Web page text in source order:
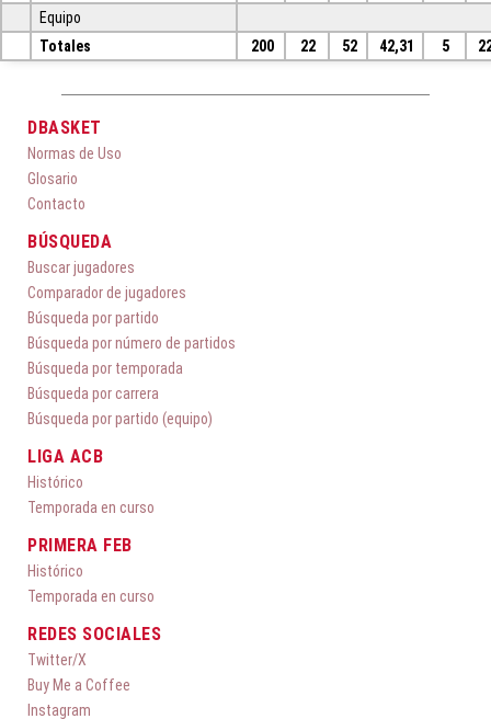
Equipo
Totales
200 22 52 42,31 5
DBASKET
Normas de Uso
Glosario
Contacto
BÚSQUEDA
Buscar jugadores
Comparador de jugadores
Búsqueda por partido
Búsqueda por número de partidos
Búsqueda por temporada
Búsqueda por carrera
Búsqueda por partido (equipo)
LIGA ACB
Histórico
Temporada en curso
PRIMERA FEB
Histórico
Temporada en curso
REDES SOCIALES
Twitter/X
Buy Me a Coffee
Instagram